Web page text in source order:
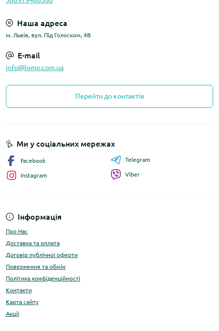
Наша адреса
м. Львів, вул. Під Голоском, 4В
E-mail
info@lomo.com.ua
Перейти до контактів
Інформація
Про Нас
Доставка та оплата
Договір публічної оферти
Повернення та обмін
Політика конфіденційності
Контакти
Карта сайту
Акції
Ми у соціальних мережах
Facebook
Instagram
Telegram
Viber